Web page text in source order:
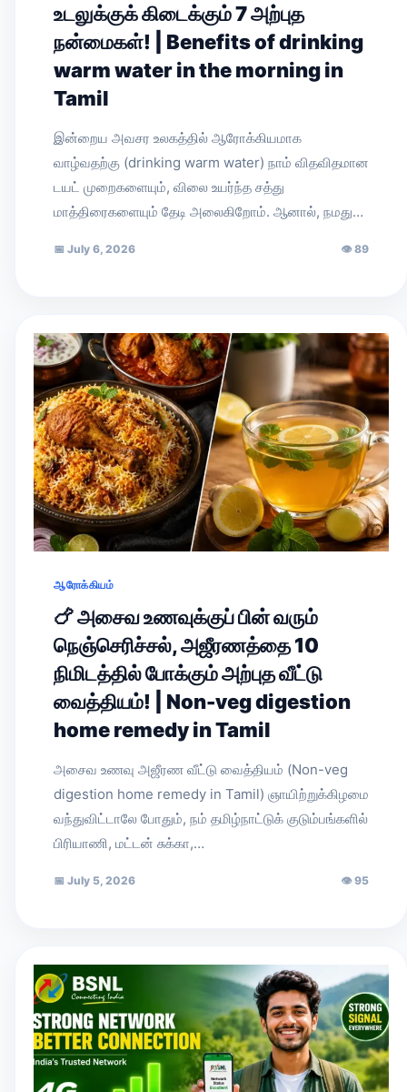
உடலுக்குக் கிடைக்கும் 7 அற்புத
நன்மைகள்! | Benefits of drinking
warm water in the morning in
Tamil
இன்றைய அவசர உலகத்தில் ஆரோக்கியமாக
வாழ்வதற்கு (drinking warm water) நாம் விதவிதமான
டயட் முறைகளையும், விலை உயர்ந்த சத்து
மாத்திரைகளையும் தேடி அலைகிறோம். ஆனால், நமது…
📅 July 6, 2026 👁89
ஆரோக்கியம்
🍗 அசைவ உணவுக்குப் பின் வரும்
நெஞ்செரிச்சல், அஜீரணத்தை 10
நிமிடத்தில் போக்கும் அற்புத வீட்டு
வைத்தியம்! | Non-veg digestion
home remedy in Tamil
அசைவ உணவு அஜீரண வீட்டு வைத்தியம் (Non-veg
digestion home remedy in Tamil) ஞாயிற்றுக்கிழமை
வந்துவிட்டாலே போதும், நம் தமிழ்நாட்டுக் குடும்பங்களில்
பிரியாணி, மட்டன் சுக்கா,…
📅 July 5, 2026 👁95